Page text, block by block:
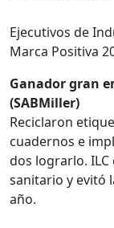
Ejecutivos de
Marca Positiva
Ganador gran
(SABMiller)
Reciclaron
cuadernos e
dos lograrlo. ILC
sanitario y evitó
año.